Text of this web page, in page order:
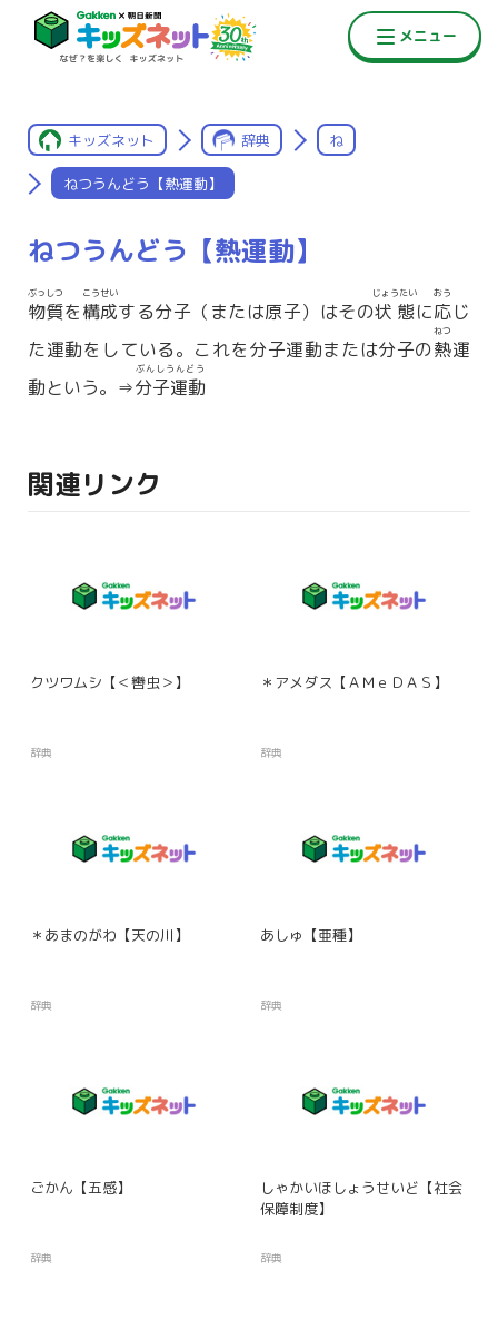
キッズネット 辞典 ね
ねつうんどう【熱運動】
ねつうんどう【熱運動】
物質
ぶっしつ
を構成
こうせい
する分子（または原子）はその状態
じょうたい
に応
おう
じ
た運動をしている。これを分子運動または分子の熱
ねつ
運
動という。⇒分子運動
ぶんしうんどう
関連リンク
クツワムシ【＜轡虫＞】
辞典
＊アメダス【ＡＭｅＤＡＳ】
辞典
＊あまのがわ【天の川】
辞典
あしゅ【亜種】
辞典
ごかん【五感】
辞典
しゃかいほしょうせいど【社会
保障制度】
辞典